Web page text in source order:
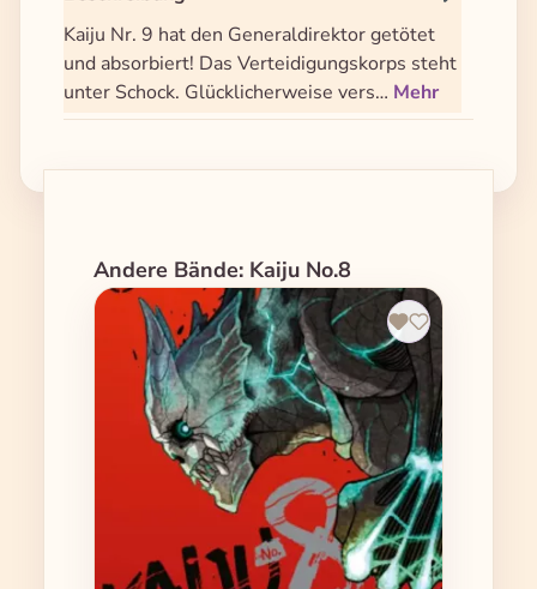
Kaiju Nr. 9 hat den Generaldirektor getötet
und absorbiert! Das Verteidigungskorps steht
unter Schock. Glücklicherweise vers… Mehr
Produktgalerie überspringen
Andere Bände: Kaiju No.8